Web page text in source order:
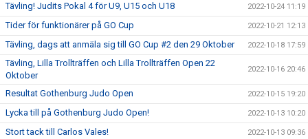
Tävling! Judits Pokal 4 för U9, U15 och U18 2022-10-24 11:19
Tider för funktionärer på GO Cup 2022-10-21 12:13
Tävling, dags att anmäla sig till GO Cup #2 den 29 Oktober 2022-10-18 17:59
Tävling, Lilla Trollträffen och Lilla Trollträffen Open 22
Oktober
2022-10-16 20:46
Resultat Gothenburg Judo Open 2022-10-15 19:20
Lycka till på Gothenburg Judo Open! 2022-10-13 10:20
Stort tack till Carlos Vales! 2022-10-13 09:36